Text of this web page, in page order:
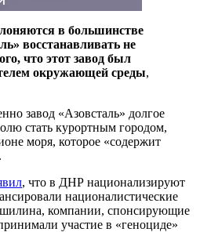
в большинстве
восстанавливать не
что этот завод был
окружающей среды,
завод «Азовсталь» долгое
стать курортным городом,
моря, которое «содержит
, что в ДНР национализируют
националистические
компании, спонсирующие
участие в «геноциде»